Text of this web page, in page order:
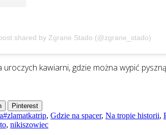
shared by Zgrane Stado (@zgrane_stado)
uroczych kawiarni, gdzie można wypić
Pinterest
#zlamatkatrip, Gdzie na spacer, Na tropie historii,
, nikiszowiec